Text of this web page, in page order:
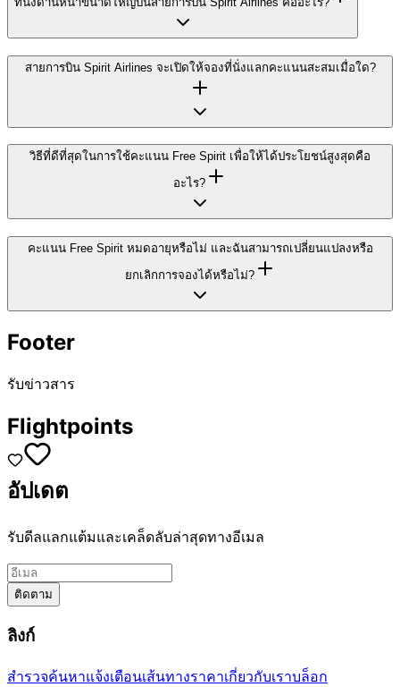
สายการบิน Spirit Airlines จะเปิดให้จองที่นั่งแลกคะแนนสะสมเมื่อใด?
วิธีที่ดีที่สุดในการใช้คะแนน Free Spirit เพื่อให้ได้ประโยชน์สูงสุดคือ
อะไร?
คะแนน Free Spirit หมดอายุหรือไม่ และฉันสามารถเปลี่ยนแปลงหรือ
ยกเลิกการจองได้หรือไม่?
Footer
รับข่าวสาร
Flightpoints
อัปเดต
รับดีลแลกแต้มและเคล็ดลับล่าสุดทางอีเมล
ติดตาม
ลิงก์
สำรวจค้นหาแจ้งเตือนเส้นทางราคาเกี่ยวกับเราบล็อก